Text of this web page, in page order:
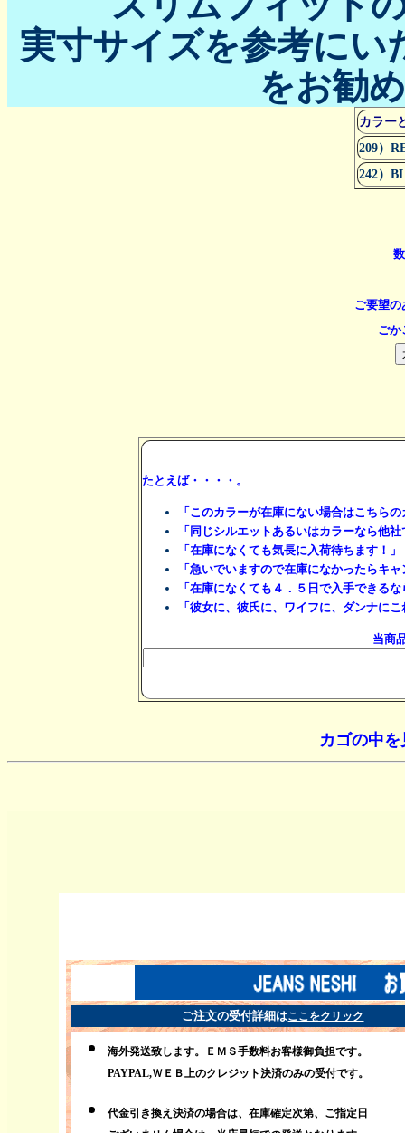
実寸サイズを参考にい
をお勧
カラー
209）
242）
ご要望
ごか
たとえば・・・・。
「このカラーが在庫にない場合はこちら
「同じシルエットあるいはカラーなら他
「在庫になくても気長に入荷待ちます！」
「急いでいますので在庫になかったらキ
「在庫になくても４．５日で入手できる
「彼女に、彼氏に、ワイフに、ダンナに
当商
カゴの中を